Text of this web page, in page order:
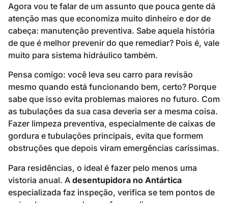
Agora vou te falar de um assunto que pouca gente dá
atenção mas que economiza muito dinheiro e dor de
cabeça: manutenção preventiva. Sabe aquela história
de que é melhor prevenir do que remediar? Pois é, vale
muito para sistema hidráulico também.
Pensa comigo: você leva seu carro para revisão
mesmo quando está funcionando bem, certo? Porque
sabe que isso evita problemas maiores no futuro. Com
as tubulações da sua casa deveria ser a mesma coisa.
Fazer limpeza preventiva, especialmente de caixas de
gordura e tubulações principais, evita que formem
obstruções que depois viram emergências caríssimas.
Para residências, o ideal é fazer pelo menos uma
vistoria anual. A desentupidora no Antártica
especializada faz inspeção, verifica se tem pontos de